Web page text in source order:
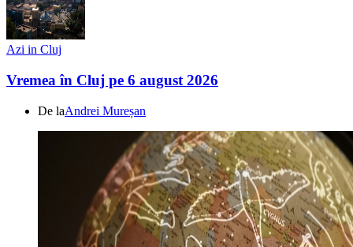
Azi in Cluj
Vremea în Cluj pe 6 august 2026
De laAndrei Mureșan